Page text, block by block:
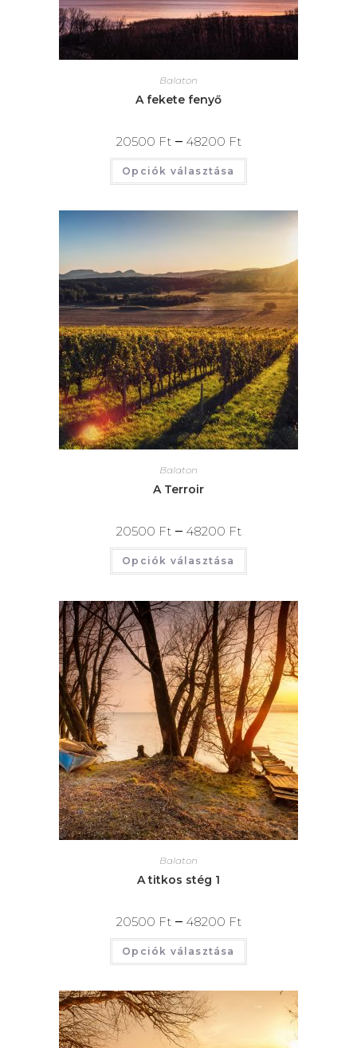
Balaton
A fekete fenyő
20500 Ft– 48200 Ft
Opciók választása
Balaton
A Terroir
20500 Ft– 48200 Ft
Opciók választása
Balaton
A titkos stég 1
20500 Ft– 48200 Ft
Opciók választása